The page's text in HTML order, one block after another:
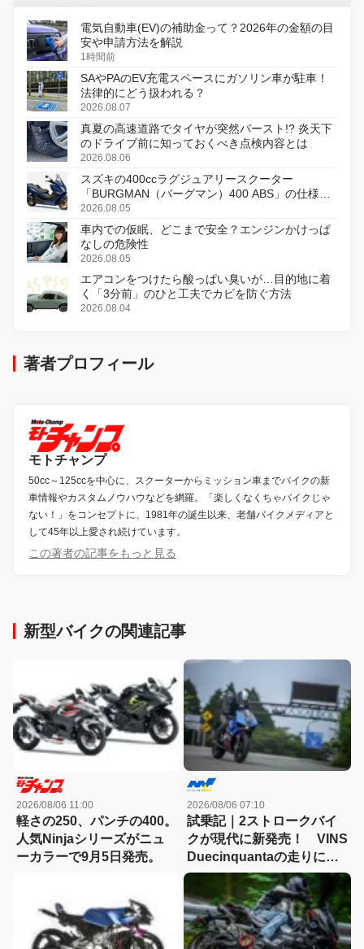
電気自動車(EV)の補助金って？2026年の金額の目
安や申請方法を解説
1時間前
SAやPAのEV充電スペースにガソリン車が駐車！
法律的にどう扱われる？
2026.08.07
真夏の高速道路でタイヤが突然バースト!? 炎天下
のドライブ前に知っておくべき点検内容とは
2026.08.06
スズキの400ccラグジュアリースクーター
「BURGMAN（バーグマン）400 ABS」の仕様を
変更し、8月18日に発売
2026.08.05
車内での仮眠、どこまで安全？エンジンかけっぱ
なしの危険性
2026.08.05
エアコンをつけたら酸っぱい臭いが…目的地に着
く「3分前」のひと工夫でカビを防ぐ方法
2026.08.04
著者プロフィール
モトチャンプ
50cc～125ccを中心に、スクーターからミッション車までバイクの新
車情報やカスタムノウハウなどを網羅。「楽しくなくちゃバイクじゃ
ない！」をコンセプトに、1981年の誕生以来、老舗バイクメディアと
して45年以上愛され続けています。
この著者の記事をもっと見る
新型バイクの関連記事
2026/08/06 11:00
軽さの250、パンチの400。
人気Ninjaシリーズがニュ
ーカラーで9月5日発売。
2026/08/06 07:10
試乗記｜2ストロークバイ
クが現代に新発売！ VINS
Duecinquantaの走りに大
感動